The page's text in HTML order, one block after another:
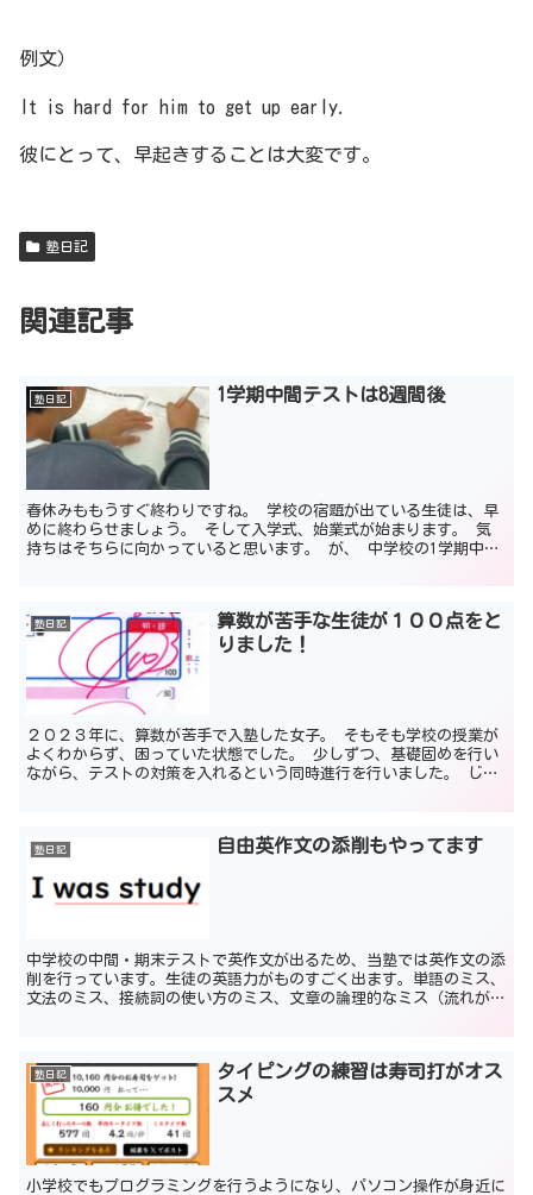
例文）
It is hard for him to get up early.
彼にとって、早起きすることは大変です。
塾日記
関連記事
塾日記 1学期中間テストは8週間後
春休みももうすぐ終わりですね。 学校の宿題が出ている生徒は、早
めに終わらせましょう。 そして入学式、始業式が始まります。 気
持ちはそちらに向かっていると思います。 が、 中学校の1学期中間
塾日記
算数が苦手な生徒が１００点をと
りました！
２０２３年に、算数が苦手で入塾した女子。 そもそも学校の授業が
よくわからず、困っていた状態でした。 少しずつ、基礎固めを行い
ながら、テストの対策を入れるという同時進行を行いました。 じょ
塾日記 自由英作文の添削もやってます
中学校の中間・期末テストで英作文が出るため、当塾では英作文の添
削を行っています。生徒の英語力がものすごく出ます。単語のミス、
文法のミス、接続詞の使い方のミス、文章の論理的なミス（流れがお
塾日記
タイピングの練習は寿司打がオス
スメ
小学校でもプログラミングを行うようになり、パソコン操作が身近に